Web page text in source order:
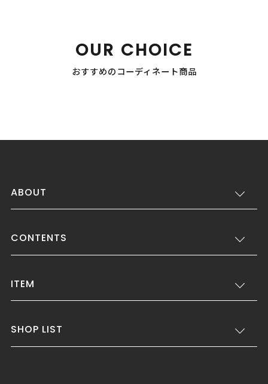
OUR CHOICE
おすすめのコーディネート商品
ABOUT
CONTENTS
ITEM
SHOP LIST